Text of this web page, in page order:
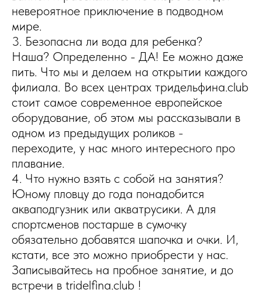
невероятное приключение в подводном
мире.
3. Безопасна ли вода для ребенка?
Наша? Определенно - ДА! Ее можно даже
пить. Что мы и делаем на открытии каждого
филиала. Во всех центрах тридельфина.club
стоит самое современное европейское
оборудование, об этом мы рассказывали в
одном из предыдущих роликов -
переходите, у нас много интересного про
плавание.
4. Что нужно взять с собой на занятия?
Юному пловцу до года понадобится
акваподгузник или акватрусики. А для
спортсменов постарше в сумочку
обязательно добавятся шапочка и очки. И,
кстати, все это можно приобрести у нас.
Записывайтесь на пробное занятие, и до
встречи в tridelfina.club !